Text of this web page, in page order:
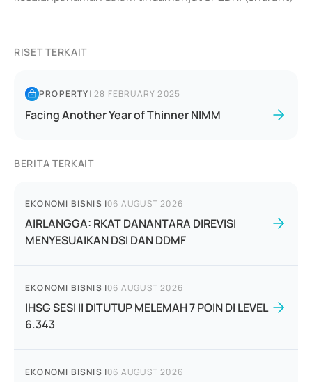
RISET TERKAIT
PROPERTY|28 FEBRUARY 2025
Facing Another Year of Thinner NIMM
BERITA TERKAIT
EKONOMI BISNIS |06 AUGUST 2026
AIRLANGGA: RKAT DANANTARA DIREVISI
MENYESUAIKAN DSI DAN DDMF
EKONOMI BISNIS |06 AUGUST 2026
IHSG SESI II DITUTUP MELEMAH 7 POIN DI LEVEL
6.343
EKONOMI BISNIS |06 AUGUST 2026